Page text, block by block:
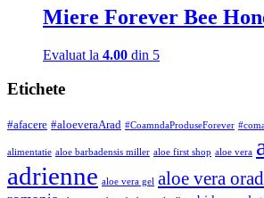
Miere Forever Bee
Evaluat la 4.00 din 5
Etichete
#afacere #aloeveraArad #CoamndaProduseForever
alimentatie aloe barbadensis miller aloe first shop aloe vera
adrienne aloe vera gel aloe vera